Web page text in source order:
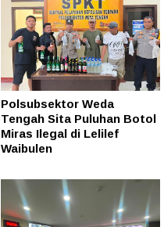
Polsubsektor Weda
Tengah Sita Puluhan Botol
Miras Ilegal di Lelilef
Waibulen